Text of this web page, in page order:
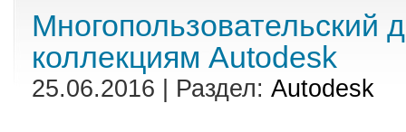
Многопользовательский
коллекциям Autodesk
25.06.2016 | Раздел: Autodesk